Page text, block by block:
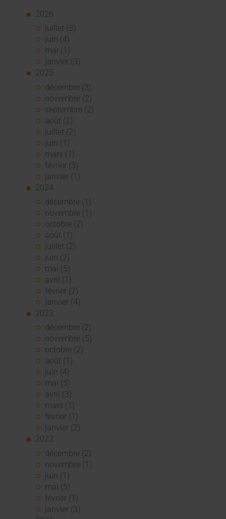
2026
juillet (3)
juin (4)
mai (1)
janvier (3)
2025
décembre (3)
novembre (2)
septembre (2)
août (2)
juillet (2)
juin (1)
mars (1)
février (3)
janvier (1)
2024
décembre (1)
novembre (1)
octobre (2)
août (1)
juillet (2)
juin (2)
mai (5)
avril (1)
février (2)
janvier (4)
2023
décembre (2)
novembre (5)
octobre (2)
août (1)
juin (4)
mai (5)
avril (3)
mars (1)
février (1)
janvier (2)
2022
décembre (2)
novembre (1)
juin (1)
mai (5)
février (1)
janvier (3)